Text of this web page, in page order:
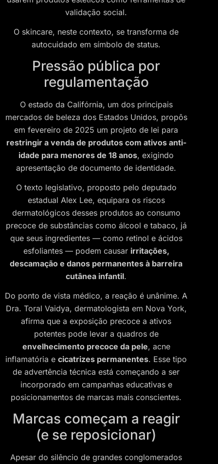
validação social.
O skincare, neste contexto, se transforma de
autocuidado em símbolo de status.
Pressão pública por
regulamentação
O estado da Califórnia, um dos principais
mercados de beleza dos Estados Unidos, propôs
em fevereiro de 2025 um projeto de lei para
restringir a venda de produtos com ativos anti-
idade para menores de 18 anos, exigindo
apresentação de documento de identidade.
O texto legislativo, proposto pelo deputado
estadual Alex Lee, equipara os riscos
dermatológicos desses produtos ao consumo
precoce de substâncias como álcool e tabaco, já
que seus ingredientes — como retinol e ácidos
esfoliantes — podem causar irritações,
descamação e danos permanentes à barreira
cutânea infantil.
Do ponto de vista médico, a reação é unânime. A
Dra. Toral Vaidya, dermatologista em Nova York,
afirma que a exposição precoce a ativos
potentes pode levar a quadros de
envelhecimento precoce da pele, acne
inflamatória e cicatrizes permanentes. Esse tipo
de advertência técnica está começando a ser
incorporado em campanhas educativas e
posicionamentos de marcas mais conscientes.
Marcas começam a reagir
(e se reposicionar)
Apesar do silêncio de grandes conglomerados